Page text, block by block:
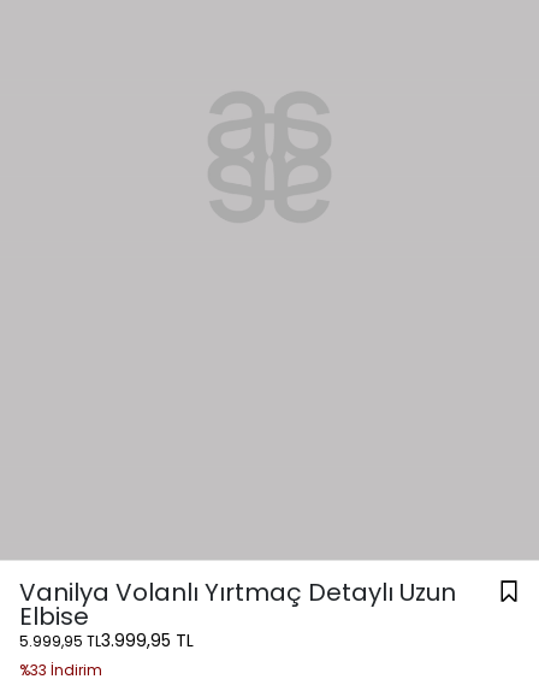
Vanilya Volanlı Yırtmaç Detaylı Uzun
Elbise
5.999,95 TL3.999,95 TL
%33 İndirim